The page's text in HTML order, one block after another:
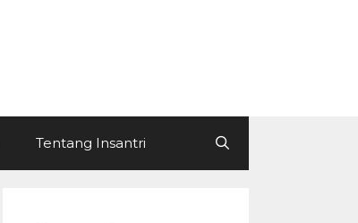
Tentang Insantri